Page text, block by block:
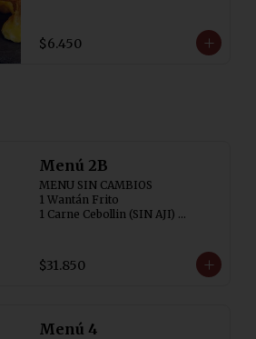
$6.450
Menú 2B
MENU SIN CAMBIOS
1 Wantán Frito
1 Carne Cebollin (SIN AJI)
$31.850
Menú 4